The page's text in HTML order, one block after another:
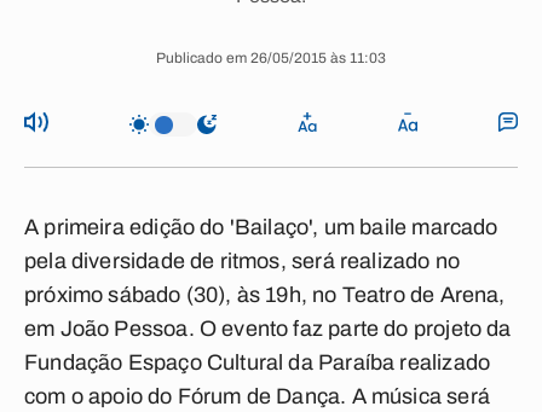
Publicado em 26/05/2015 às 11:03
A primeira edição do 'Bailaço', um baile marcado
pela diversidade de ritmos, será realizado no
próximo sábado (30), às 19h, no Teatro de Arena,
em João Pessoa. O evento faz parte do projeto da
Fundação Espaço Cultural da Paraíba realizado
com o apoio do Fórum de Dança. A música será